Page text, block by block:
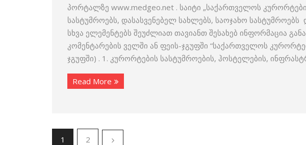
პორტალზე www.medgeo.net . საიტი „საქართველოს
სასტუმროებს, დასასვენებელ სახლებს, საოჯახო
სხვა ელემენტებს შეუძლიათ თავიანთ შესახებ ინფორმაცია
კომენტარების ველში ან ფეის-ჯგუფში “საქართველოს
ჯგუფში) . 1. კურორტების სასტუმროების, ჰოსტელების,
Read More
1 2